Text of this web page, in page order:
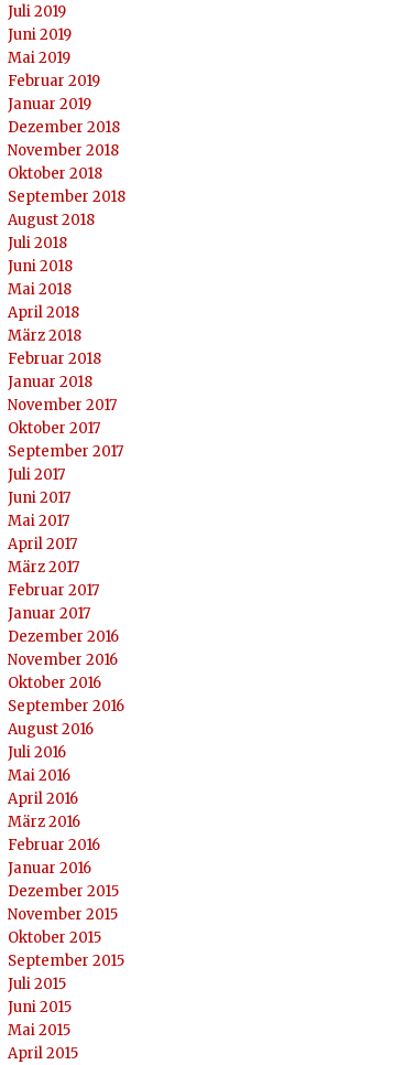
Juli 2019
Juni 2019
Mai 2019
Februar 2019
Januar 2019
Dezember 2018
November 2018
Oktober 2018
September 2018
August 2018
Juli 2018
Juni 2018
Mai 2018
April 2018
März 2018
Februar 2018
Januar 2018
November 2017
Oktober 2017
September 2017
Juli 2017
Juni 2017
Mai 2017
April 2017
März 2017
Februar 2017
Januar 2017
Dezember 2016
November 2016
Oktober 2016
September 2016
August 2016
Juli 2016
Mai 2016
April 2016
März 2016
Februar 2016
Januar 2016
Dezember 2015
November 2015
Oktober 2015
September 2015
Juli 2015
Juni 2015
Mai 2015
April 2015